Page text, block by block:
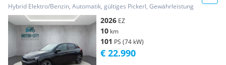
MHEV ...
Hybrid Elektro/Benzin, Automatik, gültiges Pickerl, Gewährleistung
2026 EZ
10 km
101 PS (74 kW)
€ 22.990